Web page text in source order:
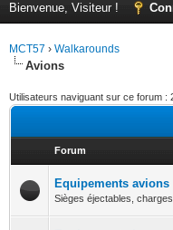
Bienvenue, Visiteur !
MCT57 › Walkarounds
Avions
Utilisateurs naviguant sur ce forum :
Forum
Equipements avions
Sièges éjectables, charges